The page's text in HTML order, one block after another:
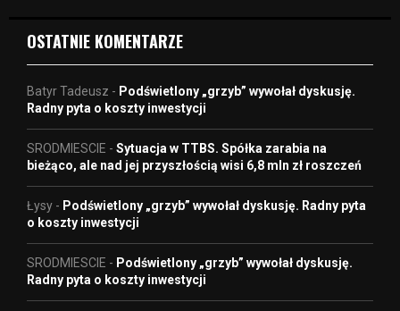
OSTATNIE KOMENTARZE
Batyr Tadeusz - Podświetlony „grzyb” wywołał dyskusję.
Radny pyta o koszty inwestycji
SRODMIESCIE - Sytuacja w TTBS. Spółka zarabia na
bieżąco, ale nad jej przyszłością wisi 6,8 mln zł roszczeń
Łysy - Podświetlony „grzyb” wywołał dyskusję. Radny pyta
o koszty inwestycji
SRODMIESCIE - Podświetlony „grzyb” wywołał dyskusję.
Radny pyta o koszty inwestycji